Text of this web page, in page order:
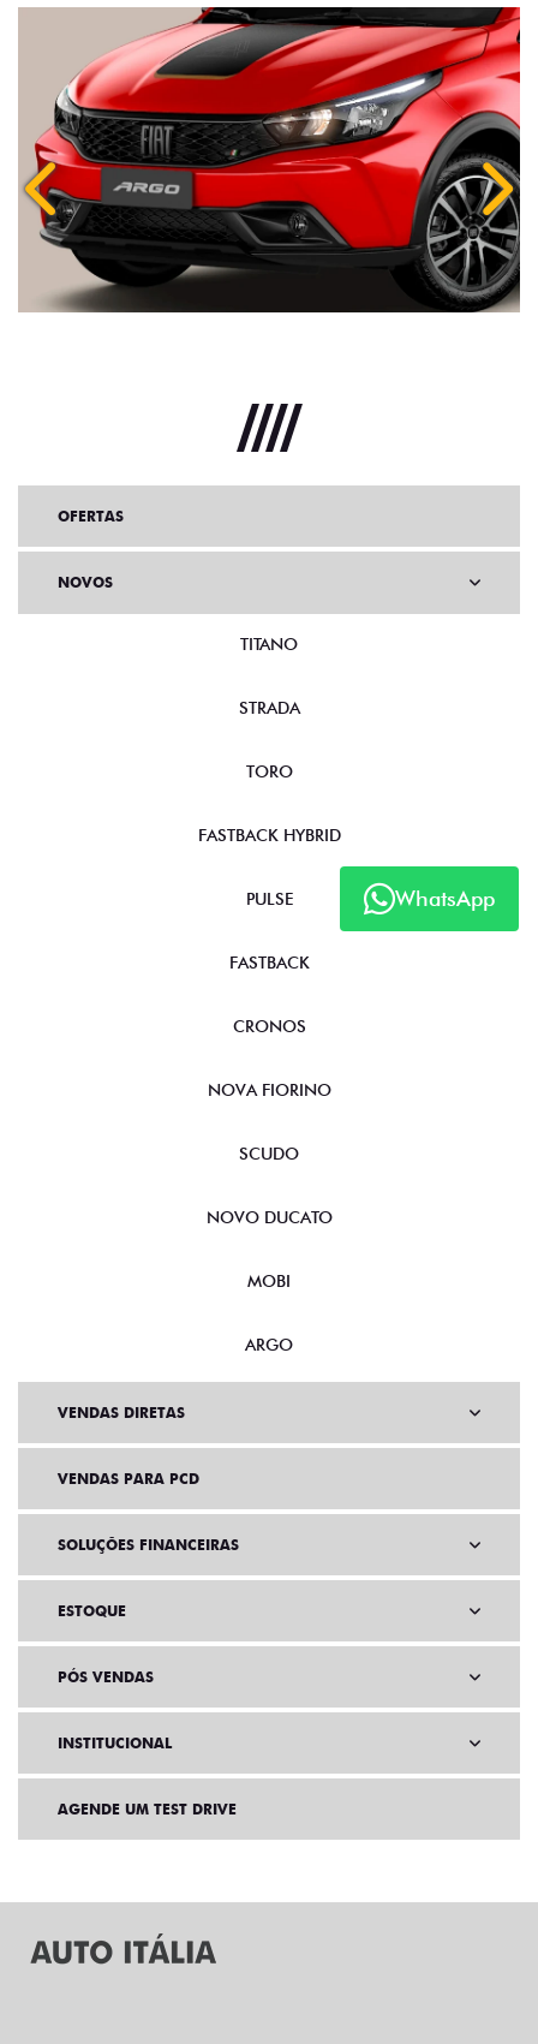
Anterior
WhatsApp
OFERTAS
NOVOS
TITANO
STRADA
TORO
FASTBACK HYBRID
PULSE
FASTBACK
CRONOS
NOVA FIORINO
SCUDO
NOVO DUCATO
MOBI
ARGO
VENDAS DIRETAS
VENDAS PARA PCD
SOLUÇÕES FINANCEIRAS
ESTOQUE
PÓS VENDAS
INSTITUCIONAL
AGENDE UM TEST DRIVE